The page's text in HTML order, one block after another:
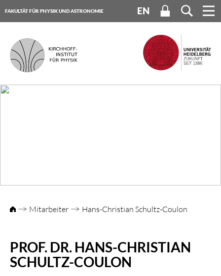
FAKULTÄT FÜR PHYSIK UND ASTRONOMIE EN
Mitarbeiter Hans-Christian Schultz-Coulon
PROF. DR. HANS-CHRISTIAN
SCHULTZ-COULON